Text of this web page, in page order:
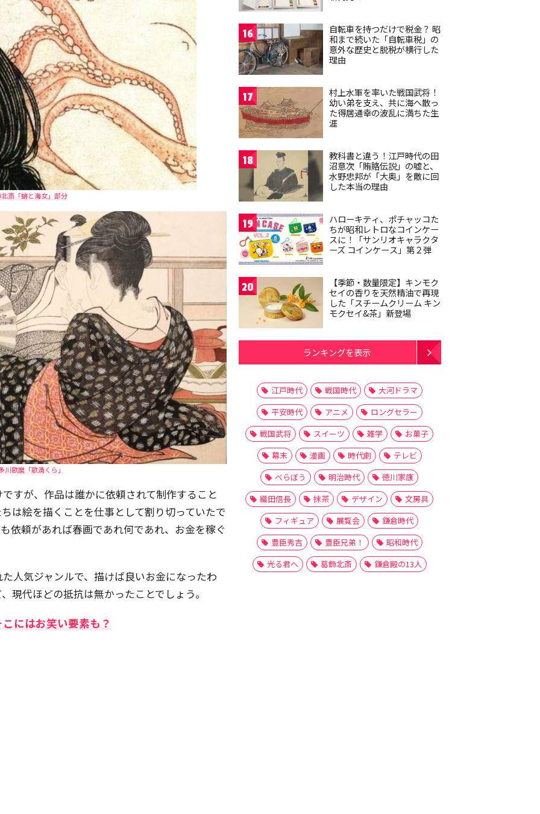
斎「蛸と海女」部分
川歌麿「歌満くら」
すが、作品は誰かに依頼されて制作すること
は絵を描くことを仕事として割り切っていたで
依頼があれば春画であれ何であれ、お金を稼ぐ
人気ジャンルで、描けば良いお金になったわ
現代ほどの抵抗は無かったことでしょう。
にはお笑い要素も？
16
自転車を持つだけで税金？ 昭
和まで続いた「自転車税」の
意外な歴史と脱税が横行した
理由
17
村上水軍を率いた戦国武将！
幼い弟を支え、共に海へ散っ
た得居通幸の波乱に満ちた生
涯
18
教科書と違う！江戸時代の田
沼意次「賄賂伝説」の嘘と、
水野忠邦が「大奥」を敵に回
した本当の理由
19
ハローキティ、ポチャッコた
ちが昭和レトロなコインケー
スに！「サンリオキャラクタ
ーズ コインケース」第２弾
20
【季節・数量限定】キンモク
セイの香りを天然精油で再現
した「スチームクリーム キン
モクセイ&茶」新登場
ランキングを表示
江戸時代 戦国時代
大河ドラマ
平安時代
アニメ
ロングセラー
戦国武将
スイーツ 雑学
お菓子
幕末
漫画 時代劇
テレビ
べらぼう
明治時代
徳川家康
織田信長
抹茶 デザイン
文房具
フィギュア
展覧会
鎌倉時代
豊臣秀吉
豊臣兄弟！
昭和時代
光る君へ
葛飾北斎 鎌倉殿の13人